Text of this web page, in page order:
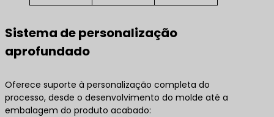
Sistema de personalização
aprofundado
Oferece suporte à personalização completa do
processo, desde o desenvolvimento do molde até a
embalagem do produto acabado: